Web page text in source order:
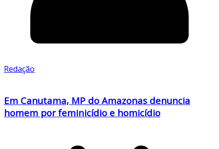
Redação
Em Canutama, MP do Amazonas denuncia
homem por feminicídio e homicídio